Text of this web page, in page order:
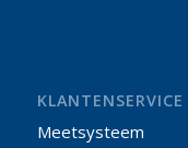
KLANTENSERVICE
Meetsysteem